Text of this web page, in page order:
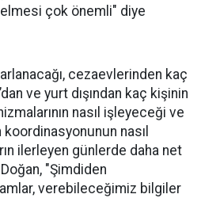
çok önemli" diye
cezaevlerinden kaç
ve yurt dışından kaç kişinin
nasıl işleyeceği ve
nasıl
ilerleyen günlerde daha net
"Şimdiden
verebileceğimiz bilgiler